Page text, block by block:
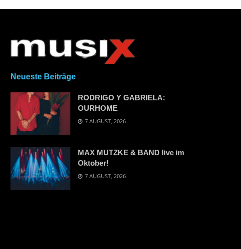
Neueste Beiträge
RODRIGO Y GABRIELA:
OURHOME
7 AUGUST, 2026
MAX MUTZKE & BAND live im
Oktober!
7 AUGUST, 2026